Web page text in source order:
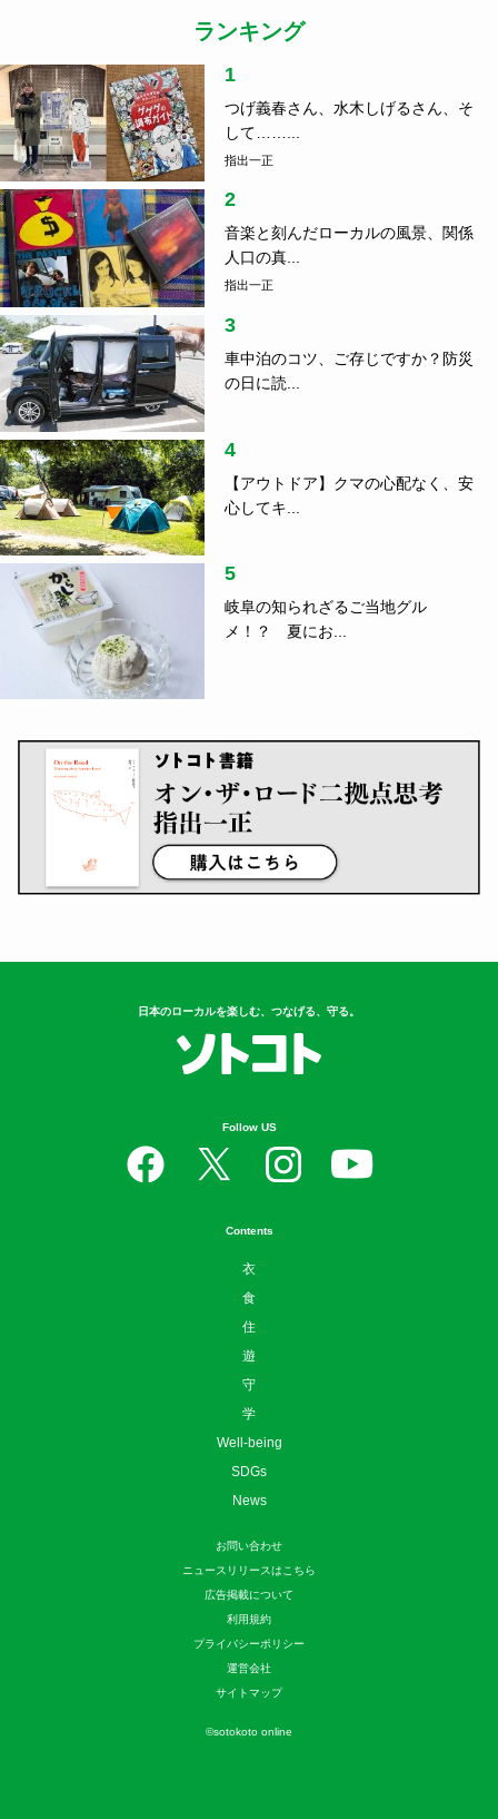
ランキング
1
つげ義春さん、水木しげるさん、そ
して……...
指出一正
2
音楽と刻んだローカルの風景、関係
人口の真...
指出一正
3
車中泊のコツ、ご存じですか？防災
の日に読...
4
【アウトドア】クマの心配なく、安
心してキ...
5
岐阜の知られざるご当地グル
メ！？ 夏にお...
日本のローカルを楽しむ、つなげる、守る。
Follow US
Contents
衣
食
住
遊
守
学
Well-being
SDGs
News
お問い合わせ
ニュースリリースはこちら
広告掲載について
利用規約
プライバシーポリシー
運営会社
サイトマップ
©sotokoto online